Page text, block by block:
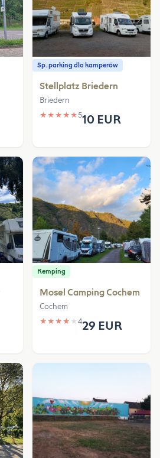
Sp. parking dla kamperów
Stellplatz Briedern
Briedern
★ ★ ★ ★ ★510 EUR
Kemping
Mosel Camping Cochem
Cochem
★ ★ ★ ★ ★ 429 EUR